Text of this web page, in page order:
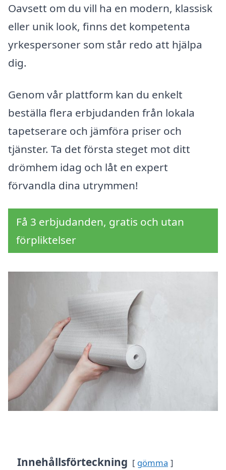
Oavsett om du vill ha en modern, klassisk
eller unik look, finns det kompetenta
yrkespersoner som står redo att hjälpa
dig.
Genom vår plattform kan du enkelt
beställa flera erbjudanden från lokala
tapetserare och jämföra priser och
tjänster. Ta det första steget mot ditt
drömhem idag och låt en expert
förvandla dina utrymmen!
Få 3 erbjudanden, gratis och utan
förpliktelser
Innehållsförteckning gömma